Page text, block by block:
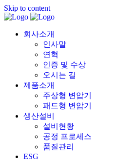
Skip to content
회사소개
인사말
연혁
인증 및 수상
오시는 길
제품소개
주상형 변압기
패드형 변압기
생산설비
설비현황
공정 프로세스
품질관리
ESG